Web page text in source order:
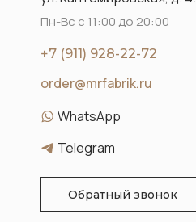
order@mrfabrik.ru
+7 (911) 928-22-72
Пн-Вс с 11:00 до 20:00
WhatsApp
Telegram
Обратный звонок